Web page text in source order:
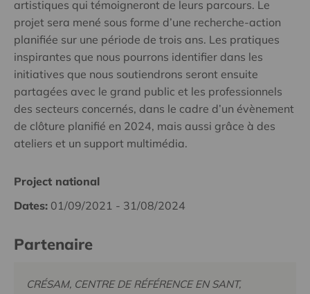
artistiques qui témoigneront de leurs parcours. Le
projet sera mené sous forme d’une recherche-action
planifiée sur une période de trois ans. Les pratiques
inspirantes que nous pourrons identifier dans les
initiatives que nous soutiendrons seront ensuite
partagées avec le grand public et les professionnels
des secteurs concernés, dans le cadre d’un évènement
de clôture planifié en 2024, mais aussi grâce à des
ateliers et un support multimédia.
Project national
Dates: 01/09/2021 - 31/08/2024
Partenaire
CRÉSAM, CENTRE DE RÉFÉRENCE EN SANT,